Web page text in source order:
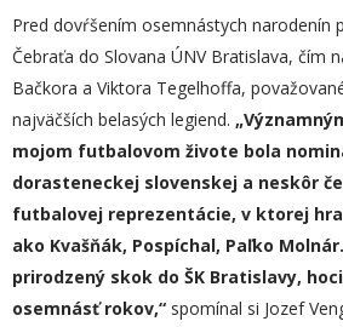
Pred dovŕšením osemnástych narodenín
Čebraťa do Slovana ÚNV Bratislava, čím
Bačkora a Viktora Tegelhoffa,
najväčších belasých legiend. „
mojom futbalovom živote bola
dorasteneckej slovenskej a neskôr
futbalovej reprezentácie, v ktorej
ako Kvašňák, Pospíchal, Paľko
prirodzený skok do ŠK Bratislavy,
osemnásť rokov,“ spomínal si Jozef